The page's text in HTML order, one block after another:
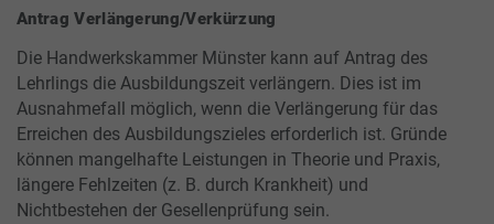
Antrag Verlängerung/Verkürzung
Die Handwerkskammer Münster kann auf Antrag des
Lehrlings die Ausbildungszeit verlängern. Dies ist im
Ausnahmefall möglich, wenn die Verlängerung für das
Erreichen des Ausbildungszieles erforderlich ist. Gründe
können mangelhafte Leistungen in Theorie und Praxis,
längere Fehlzeiten (z. B. durch Krankheit) und
Nichtbestehen der Gesellenprüfung sein.